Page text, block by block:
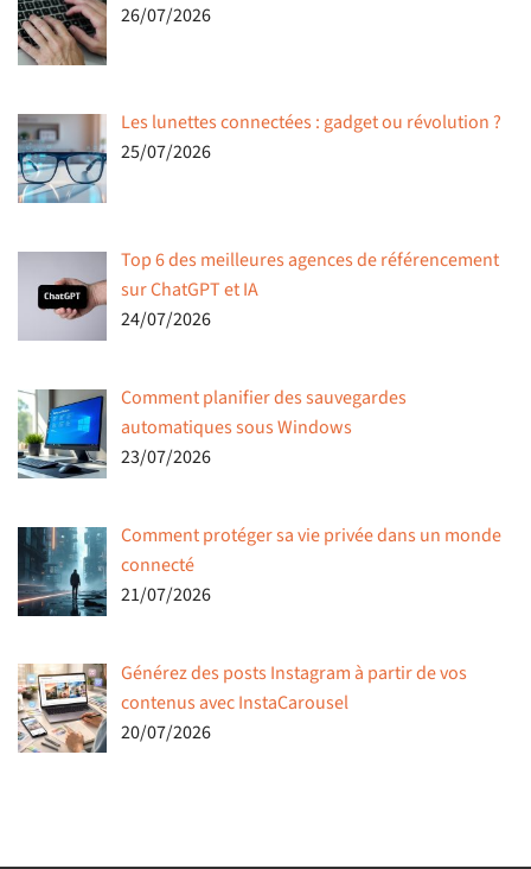
26/07/2026
Les lunettes connectées : gadget ou révolution ?
25/07/2026
Top 6 des meilleures agences de référencement
sur ChatGPT et IA
24/07/2026
Comment planifier des sauvegardes
automatiques sous Windows
23/07/2026
Comment protéger sa vie privée dans un monde
connecté
21/07/2026
Générez des posts Instagram à partir de vos
contenus avec InstaCarousel
20/07/2026